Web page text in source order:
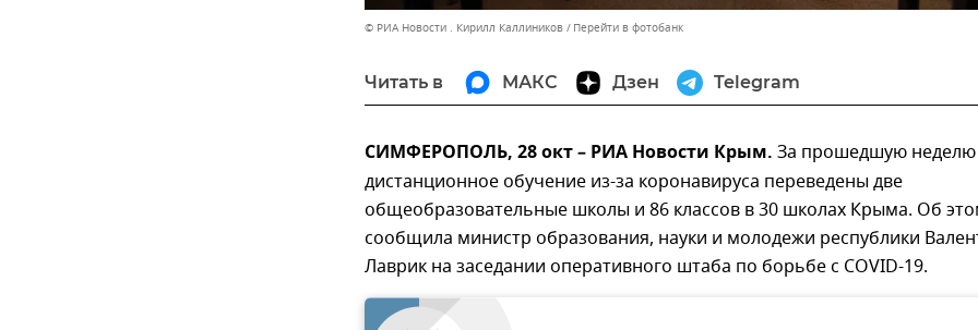
© РИА Новости . Кирилл Каллиников Перейти в фотобанк
Читать в МАКС Дзен Telegram
СИМФЕРОПОЛЬ, 28 окт – РИА Новости Крым. За прошедшую
дистанционное обучение из-за коронавируса переведены две
общеобразовательные школы и 86 классов в 30 школах Крыма. Об
сообщила министр образования, науки и молодежи республики
Лаврик на заседании оперативного штаба по борьбе с COVID-19.